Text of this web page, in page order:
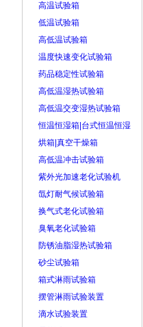
高温试验箱
低温试验箱
高低温试验箱
温度快速变化试验箱
药品稳定性试验箱
高低温湿热试验箱
高低温交变湿热试验箱
恒温恒湿箱|台式恒温恒湿
烘箱|真空干燥箱
高低温冲击试验箱
紫外光加速老化试验机
氙灯耐气候试验箱
换气式老化试验箱
臭氧老化试验箱
防锈油脂湿热试验箱
砂尘试验箱
箱式淋雨试验箱
摆管淋雨试验装置
滴水试验装置